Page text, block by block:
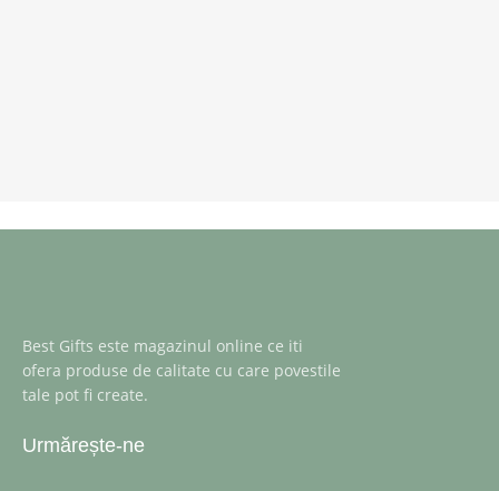
Best Gifts este magazinul online ce iti
ofera produse de calitate cu care povestile
tale pot fi create.
Urmărește-ne